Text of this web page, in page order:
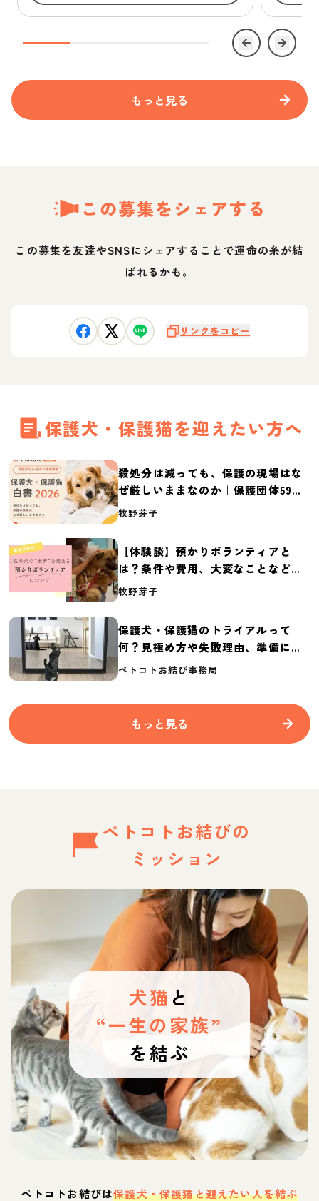
もっと見る
この募集をシェアする
この募集を友達やSNSにシェアすることで運命の糸が結
ばれるかも。
リンクをコピー
保護犬・保護猫を迎えたい方へ
殺処分は減っても、保護の現場はな
ぜ厳しいままなのか｜保護団体59団
体の実態調査【保護犬・保護猫白書
牧野芽子
【体験談】預かりボランティアと
は？条件や費用、大変なことなど紹
介
牧野芽子
保護犬・保護猫のトライアルって
何？見極め方や失敗理由、準備に必
要なものを紹介
ペトコトお結び事務局
もっと見る
ペトコトお結びの
ミッション
犬猫 と
“一生の家族”
を結ぶ
ペトコトお結びは保護犬・保護猫と迎えたい人を結ぶ